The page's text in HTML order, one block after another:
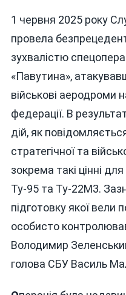
1 червня 2025 року
провела
зухвалістю
«Павутина»,
військові аеродроми
федерації. В
дій, як
стратегічної та
зокрема такі цінні
Ту-95 та Ту-22М3.
підготовку якої вели
особисто
Володимир
голова СБУ Василь